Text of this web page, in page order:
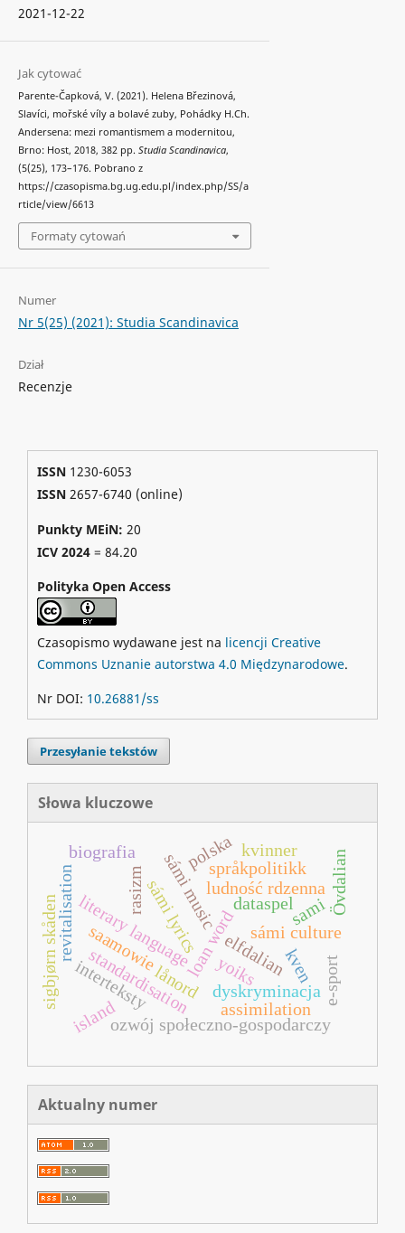
2021-12-22
Jak cytować
Parente-Čapková, V. (2021). Helena Březinová,
Slavíci, mořské víly a bolavé zuby, Pohádky H.Ch.
Andersena: mezi romantismem a modernitou,
Brno: Host, 2018, 382 pp. Studia Scandinavica,
(5(25), 173–176. Pobrano z
https://czasopisma.bg.ug.edu.pl/index.php/SS/a
rticle/view/6613
Formaty cytowań
Numer
Nr 5(25) (2021): Studia Scandinavica
Dział
Recenzje
ISSN 1230-6053
ISSN2657-6740 (online)
Punkty MEiN: 20
ICV 2024= 84.20
Polityka Open Access
Czasopismo wydawane jest na licencji Creative
Commons Uznanie autorstwa 4.0 Międzynarodowe.
Nr DOI: 10.26881/ss
Przesyłanie tekstów
Słowa kluczowe
loan word
literary language
sámi music
sámi lyrics
yoiks
rasizm ludność rdzenna
dyskryminacja
saamowie
revitalisation
standardisation elfdalian
Övdalian
ozwój społeczno-gospodarczy
interteksty
biografia
sámi culture
assimilation
lånord
polska
sigbjørn skåden
island
kven
språkpolitikk
dataspel
e-sport
sami
kvinner
Aktualny numer